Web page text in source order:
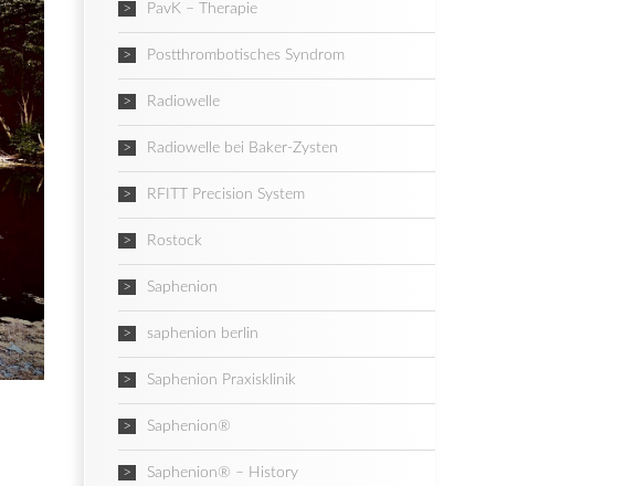
PavK – Therapie
Postthrombotisches Syndrom
Radiowelle
Radiowelle bei Baker-Zysten
RFITT Precision System
Rostock
Saphenion
saphenion berlin
Saphenion Praxisklinik
Saphenion®
Saphenion® – History